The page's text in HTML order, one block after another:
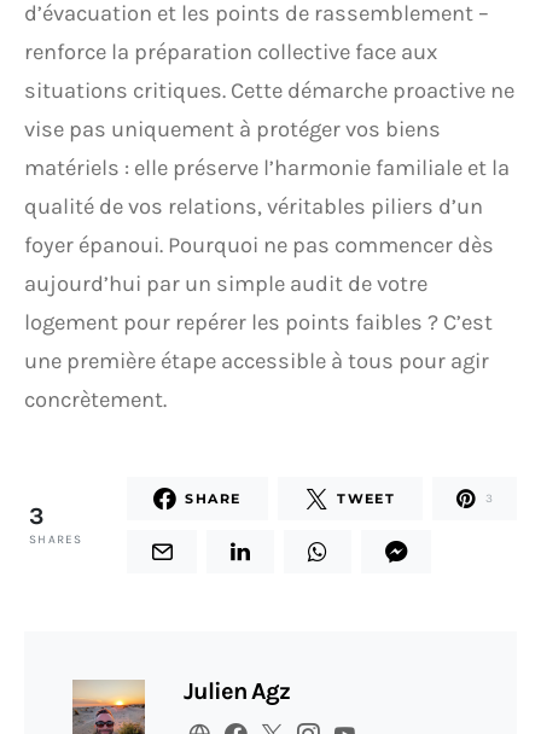
d’évacuation et les points de rassemblement –
renforce la préparation collective face aux
situations critiques. Cette démarche proactive ne
vise pas uniquement à protéger vos biens
matériels : elle préserve l’harmonie familiale et la
qualité de vos relations, véritables piliers d’un
foyer épanoui. Pourquoi ne pas commencer dès
aujourd’hui par un simple audit de votre
logement pour repérer les points faibles ? C’est
une première étape accessible à tous pour agir
concrètement.
3
SHARES
SHARE TWEET 3
Julien Agz